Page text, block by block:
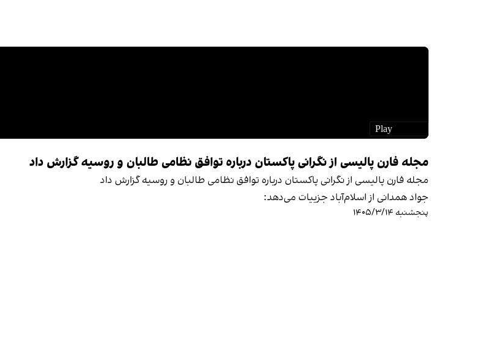
مجله فارن پالیسی از نگرانی پاکستان درباره توافق نظامی طالبان و روسیه گزارش داد
مجله فارن پالیسی از نگرانی پاکستان درباره توافق نظامی طالبان و روسیه گزارش داد
جواد همدانی از اسلام‌آباد جزییات می‌دهد:
پنجشنبه ۱۴۰۵/۳/۱۴